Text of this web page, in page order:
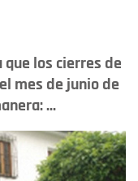
los cierres de
mes de junio de
...